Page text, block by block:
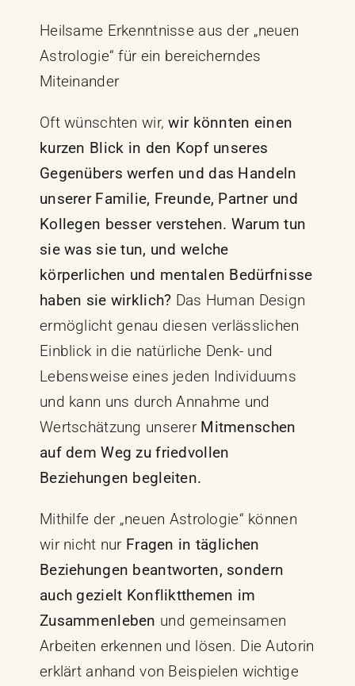
Heilsame Erkenntnisse aus der „neuen
Astrologie“ für ein bereicherndes
Miteinander
Oft wünschten wir,wir könnten einen
kurzen Blick in den Kopf unseres
Gegenübers werfen und das Handeln
unserer Familie, Freunde, Partner und
Kollegen besser verstehen. Warum tun
sie was sie tun, und welche
körperlichen und mentalen Bedürfnisse
haben sie wirklich? Das Human Design
ermöglicht genau diesen verlässlichen
Einblick in die natürliche Denk- und
Lebensweise eines jeden Individuums
und kann uns durch Annahme und
Wertschätzung unserer Mitmenschen
auf dem Weg zu friedvollen
Beziehungen begleiten.
Mithilfe der „neuen Astrologie“ können
wir nicht nur Fragen in täglichen
Beziehungen beantworten, sondern
auch gezielt Konfliktthemen im
Zusammenleben und gemeinsamen
Arbeiten erkennen und lösen. Die Autorin
erklärt anhand von Beispielen wichtige